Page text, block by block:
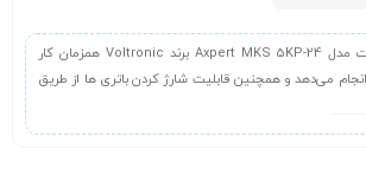
اینورتر شارژر 5000 وات مدل Axpert MKS 5KP-24 برند Voltronic همزمان کار
انجام می‌دهد و همچنین قابلیت شارژ کردن باتری ها از طریق
لیمو سولار همراه باشد تا این محصول را بیشتر بررسی کنیم.